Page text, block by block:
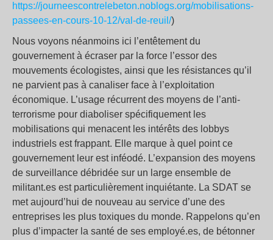
https://journeescontrelebeton.noblogs.org/mobilisations-
passees-en-cours-10-12/val-de-reuil/)
Nous voyons néanmoins ici l’entêtement du
gouvernement à écraser par la force l’essor des
mouvements écologistes, ainsi que les résistances qu’il
ne parvient pas à canaliser face à l’exploitation
économique. L’usage récurrent des moyens de l’anti-
terrorisme pour diaboliser spécifiquement les
mobilisations qui menacent les intérêts des lobbys
industriels est frappant. Elle marque à quel point ce
gouvernement leur est inféodé. L’expansion des moyens
de surveillance débridée sur un large ensemble de
militant.es est particulièrement inquiétante. La SDAT se
met aujourd’hui de nouveau au service d’une des
entreprises les plus toxiques du monde. Rappelons qu’en
plus d’impacter la santé de ses employé.es, de bétonner